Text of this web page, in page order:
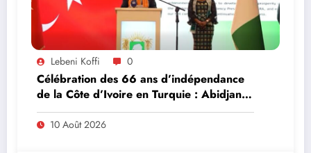
Lebeni Koffi 0
Célébration des 66 ans d’indépendance
de la Côte d’Ivoire en Turquie : Abidjan
et Ankara veulent franchir la barre du
milliard de dollars d’échanges bilatéraux
10 Août 2026